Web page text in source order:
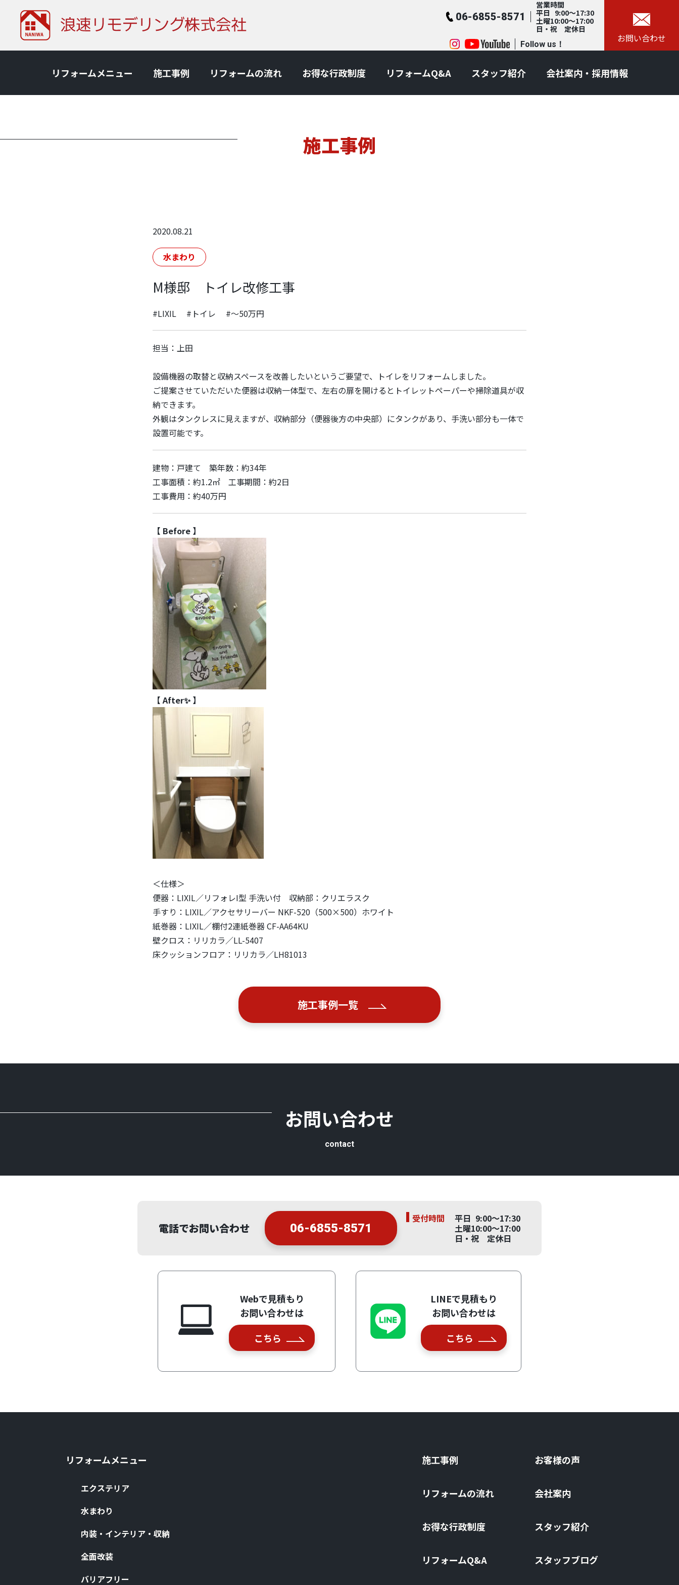
06-6855-8571
営業時間
平日 9:00～17:30
土曜10:00～17:00
日・祝 定休日
Follow us！ お問い合わせ
リフォームメニュー 施⼯事例 リフォームの流れ お得な⾏政制度 リフォームQ&A スタッフ紹介 会社案内・採用情報
施工事例
2020.08.21
水まわり
M様邸 トイレ改修工事
#LIXIL #トイレ #～50万円
担当：上田
設備機器の取替と収納スペースを改善したいというご要望で、トイレをリフォームしました。
ご提案させていただいた便器は収納一体型で、左右の扉を開けるとトイレットペーパーや掃除道具が収
納できます。
外観はタンクレスに見えますが、収納部分（便器後方の中央部）にタンクがあり、手洗い部分も一体で
設置可能です。
建物：戸建て 築年数：約34年
工事面積：約1.2㎡ 工事期間：約2日
工事費用：約40万円
【 Before 】
【 After✨ 】
＜仕様＞
便器：LIXIL／リフォレI型 手洗い付 収納部：クリエラスク
手すり：LIXIL／アクセサリーバー NKF-520（500×500）ホワイト
紙巻器：LIXIL／棚付2連紙巻器 CF-AA64KU
壁クロス：リリカラ／LL-5407
床クッションフロア：リリカラ／LH81013
施工事例一覧
お問い合わせ
contact
電話でお問い合わせ 06-6855-8571
受付時間
平日 9:00～17:30
土曜10:00～17:00
日・祝 定休日
Webで見積もり
お問い合わせは
こちら
LINEで見積もり
お問い合わせは
こちら
リフォームメニュー
エクステリア
⽔まわり
内装・インテリア・収納
全⾯改装
バリアフリー
施⼯事例
リフォームの流れ
お得な⾏政制度
リフォームQ&A
お客様の声
会社案内
スタッフ紹介
スタッフブログ